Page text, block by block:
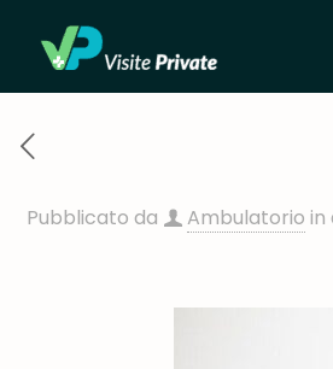
Pubblicato da Ambulatorio in